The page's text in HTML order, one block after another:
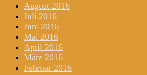
August 2016
Juli 2016
Juni 2016
Mai 2016
April 2016
März 2016
Februar 2016